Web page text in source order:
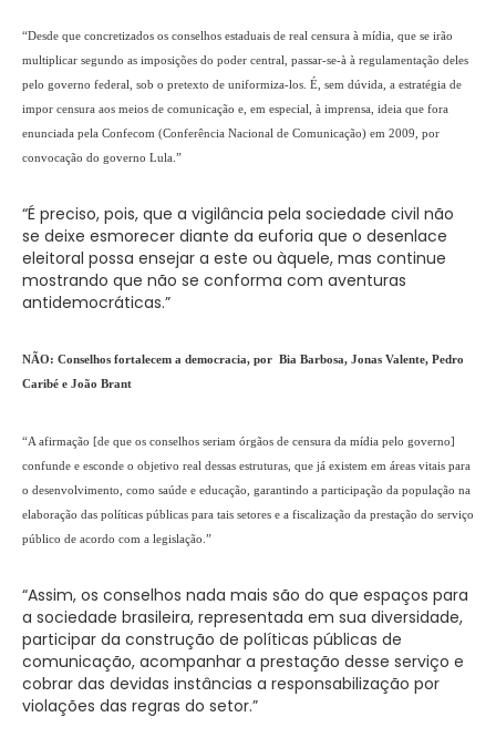
“Desde que concretizados os conselhos estaduais de real censura à mídia, que se irão
multiplicar segundo as imposições do poder central, passar-se-à à regulamentação deles
pelo governo federal, sob o pretexto de uniformiza-los. É, sem dúvida, a estratégia de
impor censura aos meios de comunicação e, em especial, à imprensa, ideia que fora
enunciada pela Confecom (Conferência Nacional de Comunicação) em 2009, por
convocação do governo Lula.”
“É preciso, pois, que a vigilância pela sociedade civil não
se deixe esmorecer diante da euforia que o desenlace
eleitoral possa ensejar a este ou àquele, mas continue
mostrando que não se conforma com aventuras
antidemocráticas.”
NÃO: Conselhos fortalecem a democracia, por Bia Barbosa, Jonas Valente, Pedro
Caribé e João Brant
“A afirmação [de que os conselhos seriam órgãos de censura da mídia pelo governo]
confunde e esconde o objetivo real dessas estruturas, que já existem em áreas vitais para
o desenvolvimento, como saúde e educação, garantindo a participação da população na
elaboração das políticas públicas para tais setores e a fiscalização da prestação do serviço
público de acordo com a legislação.”
“Assim, os conselhos nada mais são do que espaços para
a sociedade brasileira, representada em sua diversidade,
participar da construção de políticas públicas de
comunicação, acompanhar a prestação desse serviço e
cobrar das devidas instâncias a responsabilização por
violações das regras do setor.”